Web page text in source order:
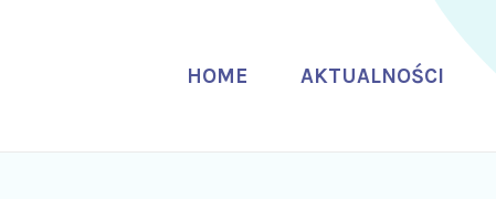
HOME AKTUALNOŚCI